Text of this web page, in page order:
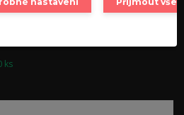
mm, - 100/180 - vhodný na odstraňování
ks